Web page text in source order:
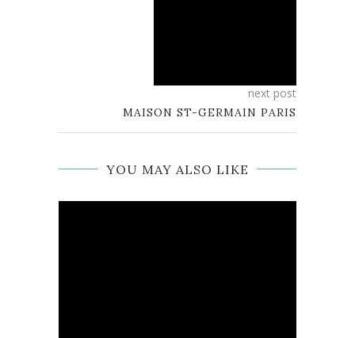
next post
MAISON ST-GERMAIN PARIS
YOU MAY ALSO LIKE